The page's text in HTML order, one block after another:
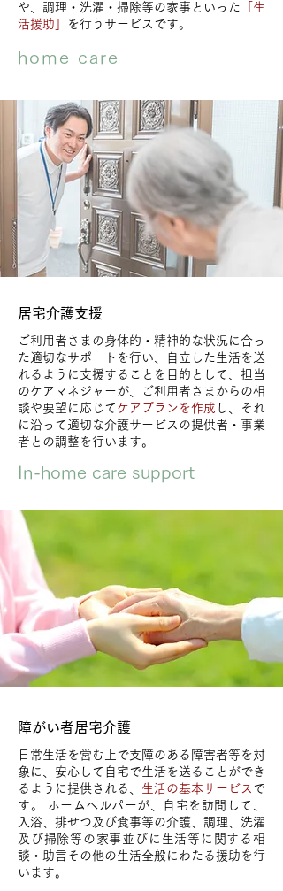
や、調理・洗濯・掃除等の家事といった 「生
活援助」
を行うサービスです。
home care
​居宅介護支援
ご利用者さまの身体的・精神的な状況に合っ
た適切なサポートを行い、自立した生活を送
れるように支援することを目的として、担当
のケアマネジャーが、ご利用者さまからの相
談や要望に応じて ケアプランを作成 し、それ
に沿って適切な介護サービスの提供者・事業
者との調整を行います。
In-home care support
​障がい者居宅介護
日常生活を営む上で支障のある障害者等を対
象に、安心して自宅で生活を送ることができ
るように提供される、 生活の基本サービス で
す。 ホームヘルパーが、自宅を訪問して、
入浴、排せつ及び食事等の介護、調理、洗濯
及び掃除等の家事並びに生活等に関する相
談・助言その他の生活全般にわたる援助を行
います。